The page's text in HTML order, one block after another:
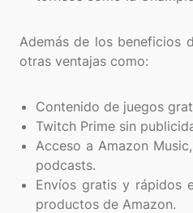
Además de los beneficios
otras ventajas como:
Contenido de juegos
Twitch Prime sin
Acceso a Amazon
podcasts.
Envíos gratis y rápidos
productos de Amazon.